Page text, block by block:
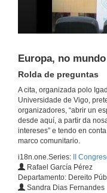
Europa, no
Rolda de preguntas
A cita, organizada polo
Universidade de Vigo,
organizadores, “abrir un
desde aquí, a partir da
intereses” e tendo en
marco comunitario.
i18n.one.Series:
II
Rafael García Pérez
Departamento: Dereito
Sandra Dias Fernandes